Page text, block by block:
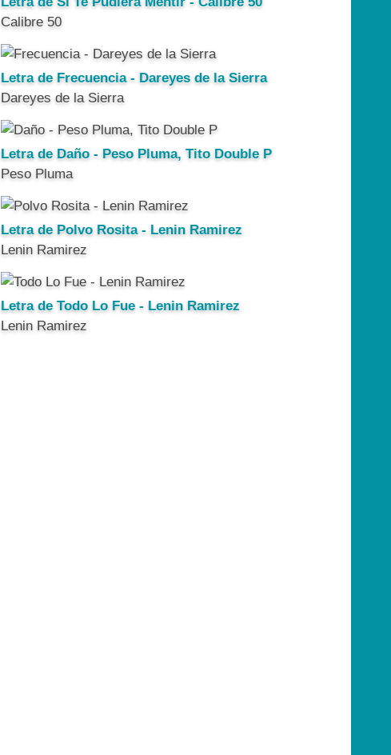
Calibre 50
Letra de Frecuencia - Dareyes de la Sierra
Dareyes de la Sierra
Letra de Daño - Peso Pluma, Tito Double P
Peso Pluma
Letra de Polvo Rosita - Lenin Ramirez
Lenin Ramirez
Letra de Todo Lo Fue - Lenin Ramirez
Lenin Ramirez